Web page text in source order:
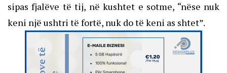
sipas fjalëve të tij, në kushtet e sotme, “nëse nuk
keni një ushtri të fortë, nuk do të keni as shtet”.